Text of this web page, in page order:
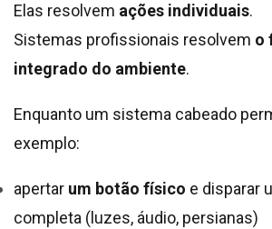
Elas resolvem ações individuais.
Sistemas profissionais resolvem o
integrado do ambiente.
Enquanto um sistema cabeado
exemplo:
apertar um botão físico e disparar
completa (luzes, áudio, persianas)